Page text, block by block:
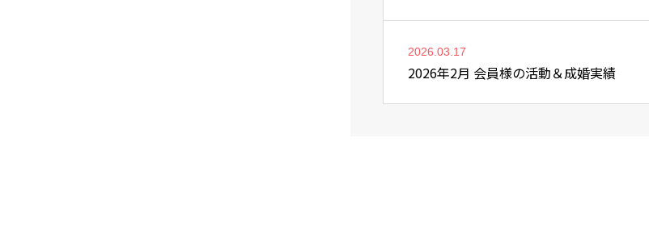
2026.03.17
2026年2月 会員様の活動＆成婚実績